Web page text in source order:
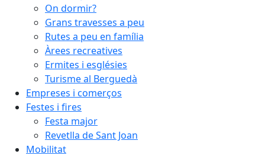
On dormir?
Grans travesses a peu
Rutes a peu en família
Àrees recreatives
Ermites i esglésies
Turisme al Berguedà
Empreses i comerços
Festes i fires
Festa major
Revetlla de Sant Joan
Mobilitat